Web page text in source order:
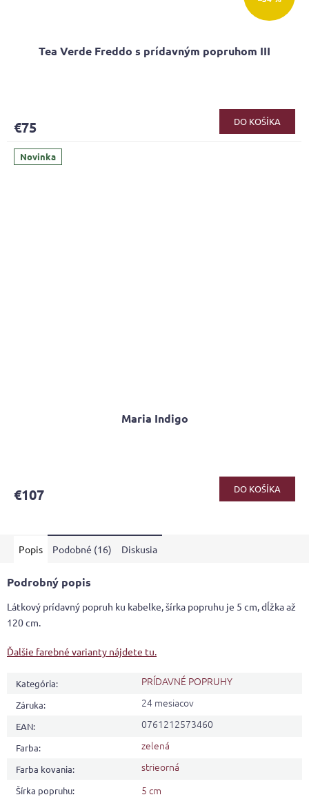
Tea Verde Freddo s prídavným popruhom III
je
5
€75 DO KOŠÍKA
Novinka
Maria Indigo
€107 DO KOŠÍKA
Popis Podobné (16) Diskusia
Podrobný popis
Látkový prídavný popruh ku kabelke, šírka popruhu je 5 cm, dĺžka až
120 cm.
Ďalšie farebné varianty nájdete tu.
Kategória: PRÍDAVNÉ POPRUHY
Záruka: 24 mesiacov
EAN: 0761212573460
Farba: zelená
Farba kovania: strieorná
Šírka popruhu: 5 cm